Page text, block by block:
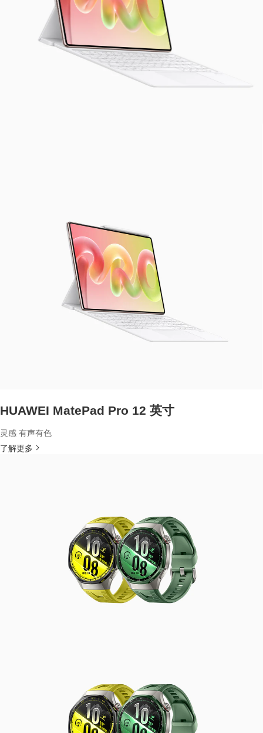
HUAWEI MatePad Pro 12 英寸
灵感 有声有色
了解更多